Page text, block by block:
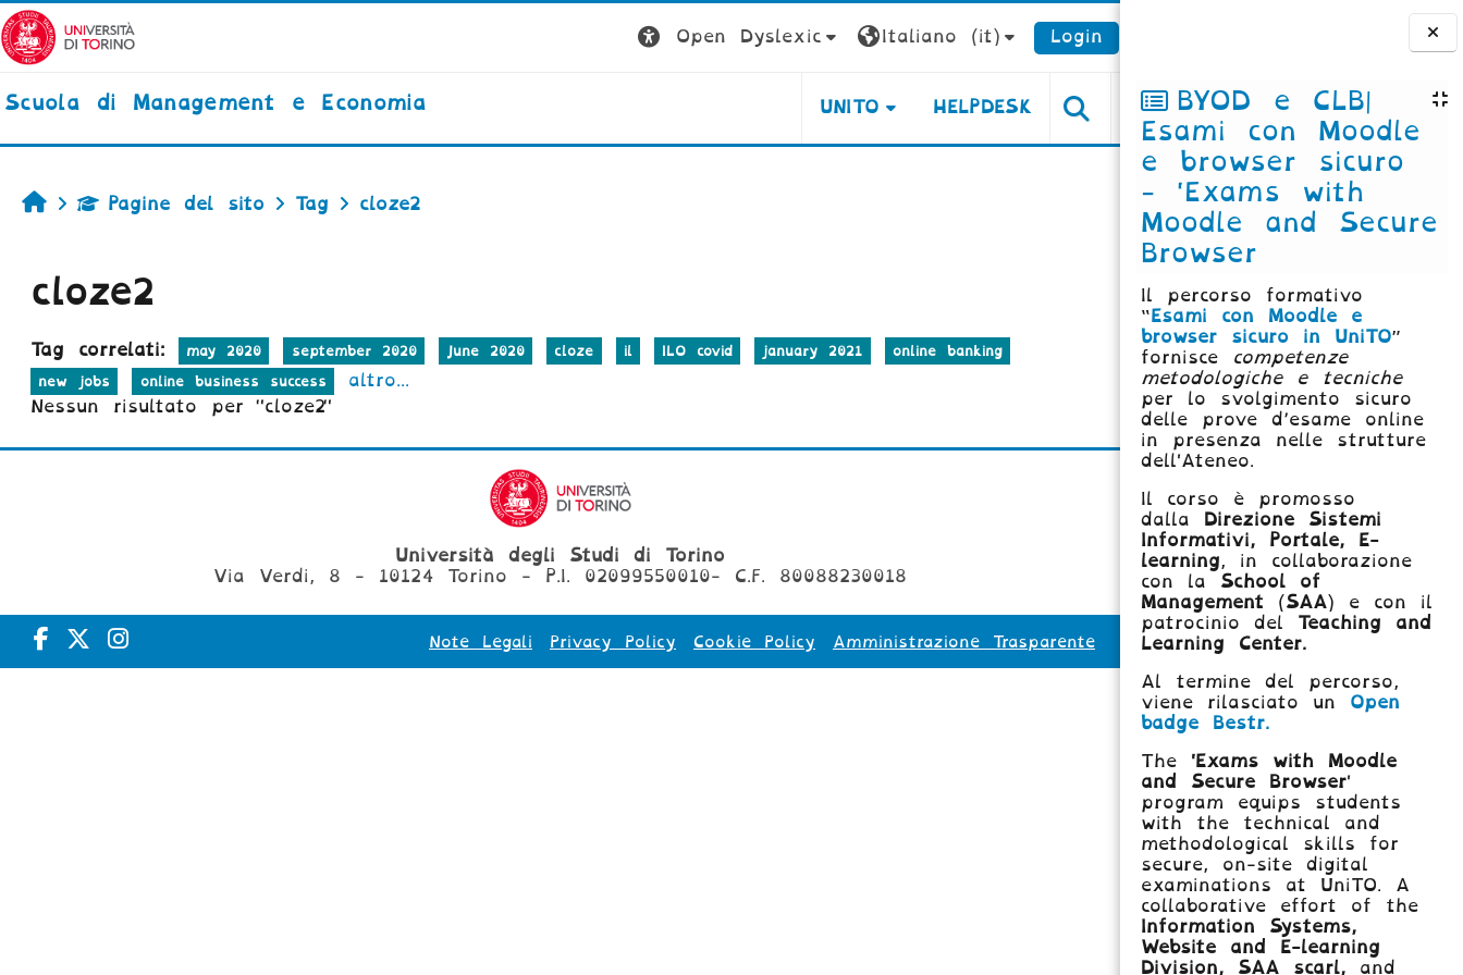
Vai al contenuto principale
Blocchi
BYOD e CLB|
Esami con Moodle
e browser sicuro
- 'Exams with
Moodle and Secure
Browser
Il percorso formativo
“Esami con Moodle e
browser sicuro in UniTO”
fornisce competenze
metodologiche e tecniche
per lo svolgimento sicuro
delle prove d’esame online
in presenza nelle strutture
dell'Ateneo.
Il corso è promosso
dalla
Direzione Sistemi
Informativi, Portale, E-
learning, in collaborazione
con la School of
Management (SAA) e con il
patrocinio del Teaching and
Learning Center.
Al termine del percorso,
viene rilasciato un Open
badge Bestr.
The 'Exams with Moodle
and Secure Browser'
program equips students
with the technical and
methodological skills for
secure, on-site digital
examinations at UniTO. A
collaborative effort of the
Information Systems,
Website and E-learning
Division,
SAA scarl, and
Open Dyslexic Italiano ‎(it)‎ Login
Scuola di Management e Economia UNITO HELPDESK
HomePagine del sito Tag cloze2
cloze2
Tag correlati: may 2020 september 2020 June 2020 cloze il ILO covid january 2021
online banking
new jobs
online business success
altro...
Nessun risultato per "cloze2"
Università degli Studi di Torino
Via Verdi, 8 - 10124 Torino - P.I. 02099550010- C.F. 80088230018
Note Legali Privacy Policy Cookie Policy Amministrazione Trasparente